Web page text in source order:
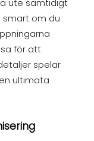
ute samtidigt
smart om du
för att
spelar
ultimata